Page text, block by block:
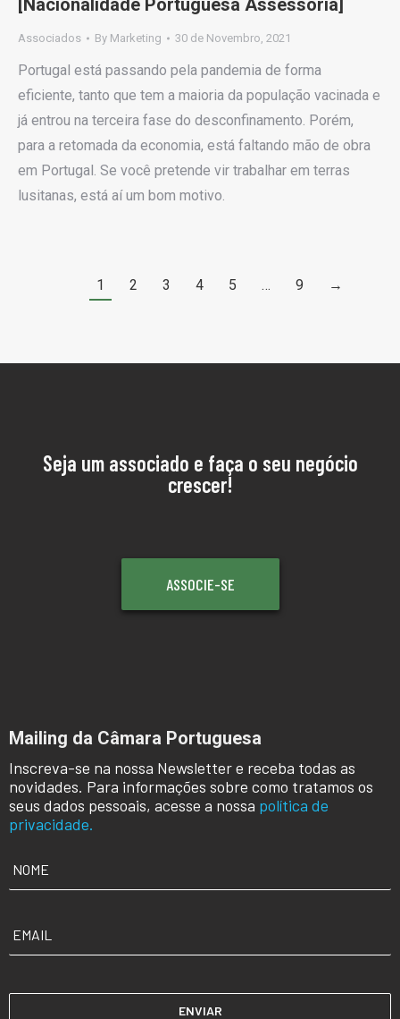
[Nacionalidade Portuguesa Assessoria]
Associados By Marketing 30 de Novembro, 2021
Portugal está passando pela pandemia de forma
eficiente, tanto que tem a maioria da população vacinada e
já entrou na terceira fase do desconfinamento. Porém,
para a retomada da economia, está faltando mão de obra
em Portugal. Se você pretende vir trabalhar em terras
lusitanas, está aí um bom motivo.
1 2 3 4 5 … 9 →
Seja um associado e faça o seu negócio
crescer!
ASSOCIE-SE
Mailing da Câmara Portuguesa
Inscreva-se na nossa Newsletter e receba todas as
novidades. Para informações sobre como tratamos os
seus dados pessoais, acesse a nossa política de
privacidade.